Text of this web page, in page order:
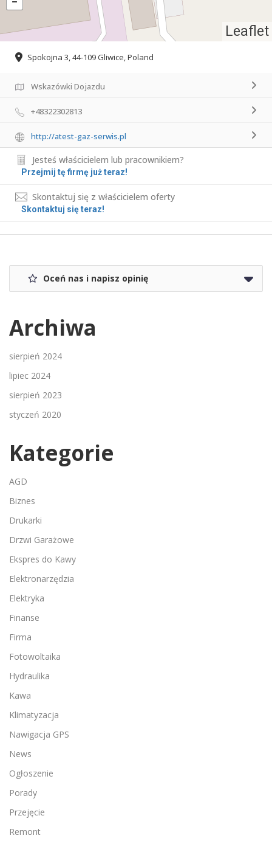
Leaflet
Spokojna 3, 44-109 Gliwice, Poland
Wskazówki Dojazdu
+48322302813
http://atest-gaz-serwis.pl
Jesteś właścicielem lub pracownikiem?
Przejmij tę firmę już teraz!
Skontaktuj się z właścicielem oferty
Skontaktuj się teraz!
Oceń nas i napisz opinię
Archiwa
sierpień 2024
lipiec 2024
sierpień 2023
styczeń 2020
Kategorie
AGD
Biznes
Drukarki
Drzwi Garażowe
Ekspres do Kawy
Elektronarzędzia
Elektryka
Finanse
Firma
Fotowoltaika
Hydraulika
Kawa
Klimatyzacja
Nawigacja GPS
News
Ogłoszenie
Porady
Przejęcie
Remont